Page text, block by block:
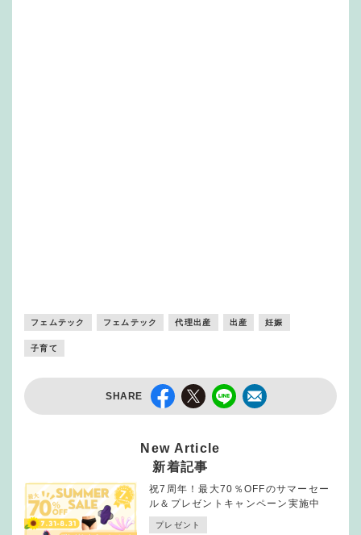
フェムテック フェムテック 代理出産 出産 妊娠
子育て
SHARE
New Article
新着記事
祝7周年！最大70％OFFのサマーセー
ル＆プレゼントキャンペーン実施中
プレゼント